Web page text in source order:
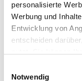
personalisierte
Werbung und
Entwicklung von
entscheiden
Trigger Symbol
Notwendig
Crea annuncio
Aste in scadenza
Visualizza tutte le aste
Asta